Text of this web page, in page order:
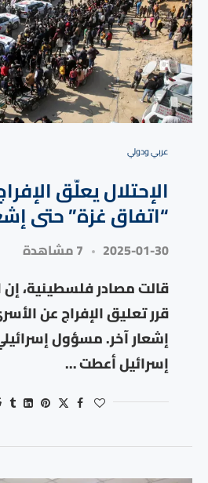
⁠عربي ودولي
الإحتلال يعلّق
“اتفاق غزة” حتى
2025-01-30 7 مشاهدة
قالت مصادر فلسطينية، إن
قرر تعليق الإفراج عن
إشعار آخر. مسؤول
إسرائيل أعطت …